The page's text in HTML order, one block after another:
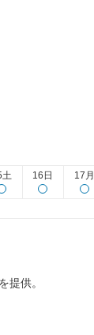
土 16日 17月
提供。